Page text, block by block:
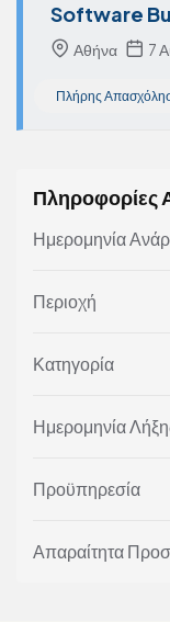
Software
Αθήνα 7
Πλήρης
Πληροφορίες
Ημερομηνία
Περιοχή
Κατηγορία
Ημερομηνία
Προϋπηρεσία
Απαραίτητα